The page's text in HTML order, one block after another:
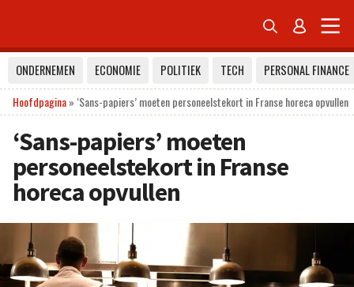
 
ONDERNEMEN ECONOMIE POLITIEK TECH
PERSONAL FINANCE
Hoofdpagina» ‘Sans-papiers’ moeten personeelstekort in Franse horeca opvullen
‘Sans-papiers’ moeten
personeelstekort in Franse
horeca opvullen